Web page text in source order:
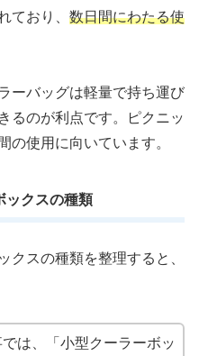
ており、 数日間にわたる使
ーバッグは軽量で持ち運び
るのが利点です。ピクニッ
の使用に向いています。
ックスの種類
クスの種類を整理すると、
は、「小型クーラーボッ